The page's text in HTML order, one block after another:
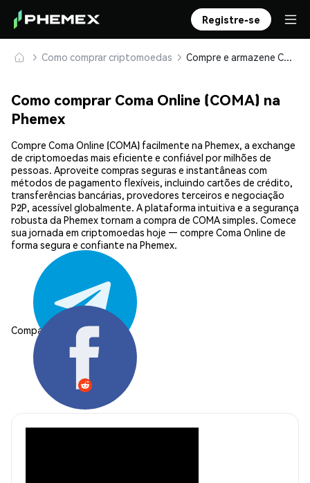
Registre-se
Como comprar criptomoedas Compre e armazene Coma Online (COMA) com segurança
Como comprar Coma Online (COMA) na
Phemex
Compre Coma Online (COMA) facilmente na Phemex, a exchange
de criptomoedas mais eficiente e confiável por milhões de
pessoas. Aproveite compras seguras e instantâneas com
métodos de pagamento flexíveis, incluindo cartões de crédito,
transferências bancárias, provedores terceiros e negociação
P2P, acessível globalmente. A plataforma intuitiva e a segurança
robusta da Phemex tornam a compra de COMA simples. Comece
sua jornada em criptomoedas hoje — compre Coma Online de
forma segura e confiante na Phemex.
Compartilhar: